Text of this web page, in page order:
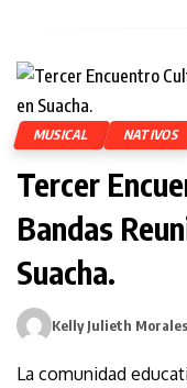
MUSICAL NATIVOS
Tercer
Bandas
Suacha.
Kelly Julieth
La comunidad